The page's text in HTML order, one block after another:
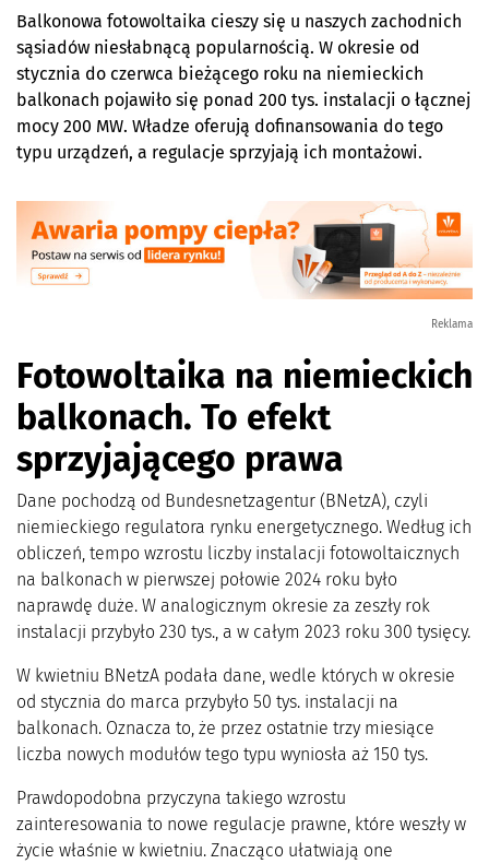
Balkonowa fotowoltaika cieszy się u naszych zachodnich
sąsiadów niesłabnącą popularnością. W okresie od
stycznia do czerwca bieżącego roku na niemieckich
balkonach pojawiło się ponad 200 tys. instalacji o łącznej
mocy 200 MW. Władze oferują dofinansowania do tego
typu urządzeń, a regulacje sprzyjają ich montażowi.
Reklama
Fotowoltaika na niemieckich
balkonach. To efekt
sprzyjającego prawa
Dane pochodzą od Bundesnetzagentur (BNetzA), czyli
niemieckiego regulatora rynku energetycznego. Według ich
obliczeń, tempo wzrostu liczby instalacji fotowoltaicznych
na balkonach w pierwszej połowie 2024 roku było
naprawdę duże. W analogicznym okresie za zeszły rok
instalacji przybyło 230 tys., a w całym 2023 roku 300 tysięcy.
W kwietniu BNetzA podała dane, wedle których w okresie
od stycznia do marca przybyło 50 tys. instalacji na
balkonach. Oznacza to, że przez ostatnie trzy miesiące
liczba nowych modułów tego typu wyniosła aż 150 tys.
Prawdopodobna przyczyna takiego wzrostu
zainteresowania to nowe regulacje prawne, które weszły w
życie właśnie w kwietniu. Znacząco ułatwiają one